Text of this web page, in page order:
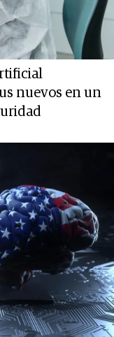
nuevos en un